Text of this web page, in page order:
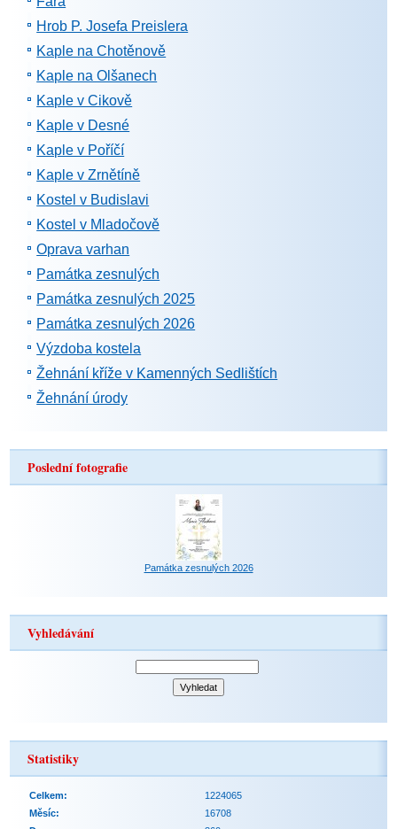
Hrob P. Josefa Preislera
Kaple na Chotěnově
Kaple na Olšanech
Kaple v Cikově
Kaple v Desné
Kaple v Poříčí
Kaple v Zrnětíně
Kostel v Budislavi
Kostel v Mladočově
Oprava varhan
Památka zesnulých
Památka zesnulých 2025
Památka zesnulých 2026
Výzdoba kostela
Žehnání kříže v Kamenných Sedlištích
Žehnání úrody
Poslední fotografie
Památka zesnulých 2026
Vyhledávání
Statistiky
Celkem:
1224065
Měsíc:
16708